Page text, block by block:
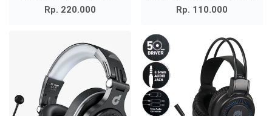
Rp. 220.000 Rp. 110.000